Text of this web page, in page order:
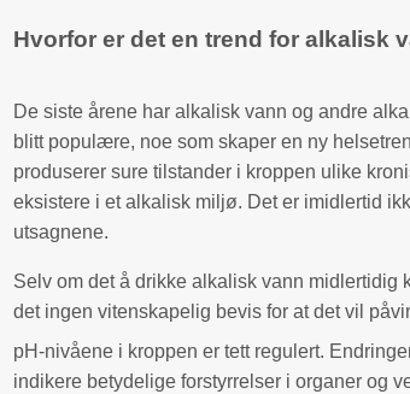
Hvorfor er det en trend for alkalisk
De siste årene har alkalisk vann og andre
blitt populære, noe som skaper en ny
produserer sure tilstander i kroppen ulike
eksistere i et alkalisk miljø. Det er imidlertid
utsagnene.
Selv om det å drikke alkalisk vann midlertidig
det ingen vitenskapelig bevis for at det vil
pH-nivåene i kroppen er tett regulert.
indikere betydelige forstyrrelser i organer og